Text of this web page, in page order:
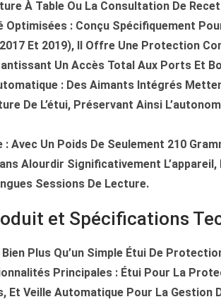
À Table Ou La Consultation De
Optimisées : Conçu Spécifiquement
Et 2019), Il Offre Une Protection
Un Accès Total Aux Ports Et
: Des Aimants Intégrés
De L’étui, Préservant Ainsi
: Avec Un Poids De Seulement 210
Alourdir Significativement L’appareil,
Sessions De Lecture.
et Spécifications
Plus Qu’un Simple Étui De
Principales : Étui Pour La
Et Veille Automatique Pour La Gestion